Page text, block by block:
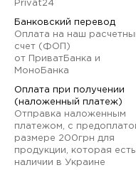
Privat24
Банковский перевод
Оплата на наш
счет (ФОП)
от ПриватБанка и
МоноБанка
Оплата при получении
(наложенный платеж)
Отправка наложенным
платежом, с
размере 200грн для
продукции, которая есть
наличии в Украине